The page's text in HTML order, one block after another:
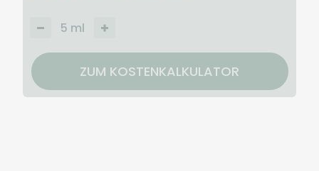
5 ml
ZUM KOSTENKALKULATOR